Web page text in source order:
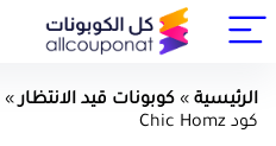
الرئيسية » كوبونات قيد الانتظار»
كود Chic Homz